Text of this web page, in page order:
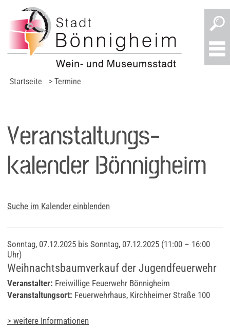
Startseite > Termine
Veranstaltungs­
kalender Bönnigheim
Suche im Kalender einblenden
Sonntag, 07.12.2025 bis Sonntag, 07.12.2025 (11:00 – 16:00
Uhr)
Weihnachtsbaumverkauf der Jugendfeuerwehr
Veranstalter: Freiwillige Feuerwehr Bönnigheim
Veranstaltungsort: Feuerwehrhaus, Kirchheimer Straße 100
> weitere Informationen